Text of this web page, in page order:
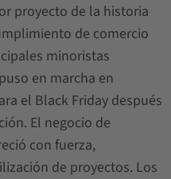
proyecto de la historia
de comercio
minoristas
en marcha en
el Black Friday después
El negocio de
con fuerza,
de proyectos. Los